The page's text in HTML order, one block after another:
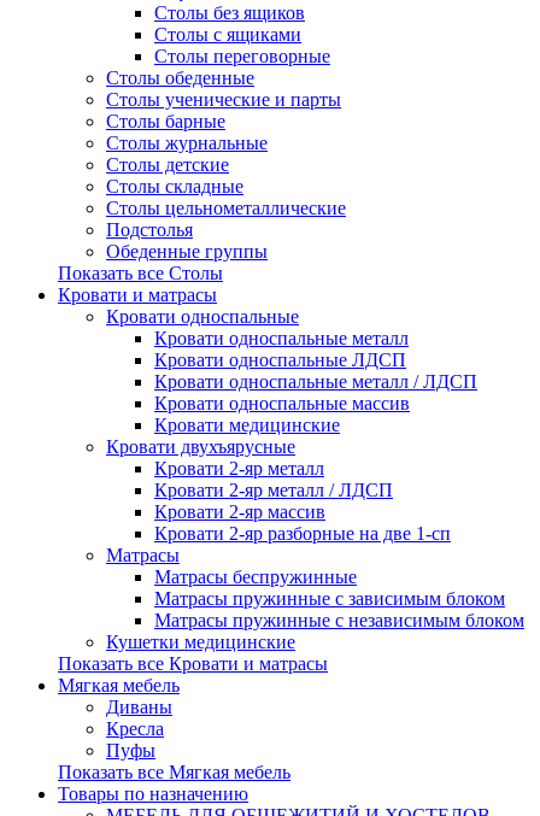
Столы без ящиков
Столы с ящиками
Столы переговорные
Столы обеденные
Столы ученические и парты
Столы барные
Столы журнальные
Столы детские
Столы складные
Столы цельнометаллические
Подстолья
Обеденные группы
Показать все Столы
Кровати и матрасы
Кровати односпальные
Кровати односпальные металл
Кровати односпальные ЛДСП
Кровати односпальные металл / ЛДСП
Кровати односпальные массив
Кровати медицинские
Кровати двухъярусные
Кровати 2-яр металл
Кровати 2-яр металл / ЛДСП
Кровати 2-яр массив
Кровати 2-яр разборные на две 1-сп
Матрасы
Матрасы беспружинные
Матрасы пружинные с зависимым блоком
Матрасы пружинные с независимым блоком
Кушетки медицинские
Показать все Кровати и матрасы
Мягкая мебель
Диваны
Кресла
Пуфы
Показать все Мягкая мебель
Товары по назначению